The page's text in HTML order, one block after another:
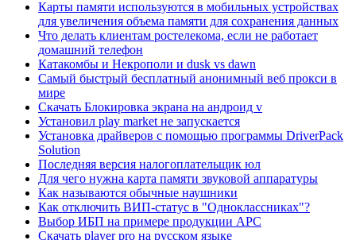
Карты памяти используются в мобильных устройствах
для увеличения объема памяти для сохранения данных
Что делать клиентам ростелекома, если не работает
домашний телефон
Катакомбы и Некрополи и dusk vs dawn
Самый быстрый бесплатный анонимный веб прокси в
мире
Скачать Блокировка экрана на андроид v
Установил play market не запускается
Установка драйверов с помощью программы DriverPack
Solution
Последняя версия налогоплательщик юл
Для чего нужна карта памяти звуковой аппаратуры
Как называются обычные наушники
Как отключить ВИП-статус в "Одноклассниках"?
Выбор ИБП на примере продукции APC
Скачать player pro на русском языке